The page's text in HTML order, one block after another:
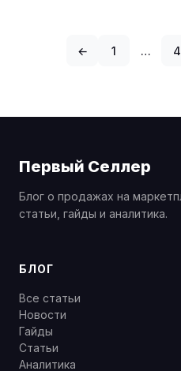
← 1 … 4
Первый Селлер
Блог о продажах на
статьи, гайды и аналитика.
БЛОГ
Все статьи
Новости
Гайды
Статьи
Аналитика